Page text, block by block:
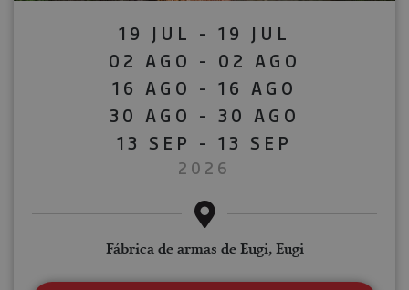
19 JUL - 19 JUL
02 AGO - 02 AGO
16 AGO - 16 AGO
30 AGO - 30 AGO
13 SEP - 13 SEP
2026
Fábrica de armas de Eugi, Eugi